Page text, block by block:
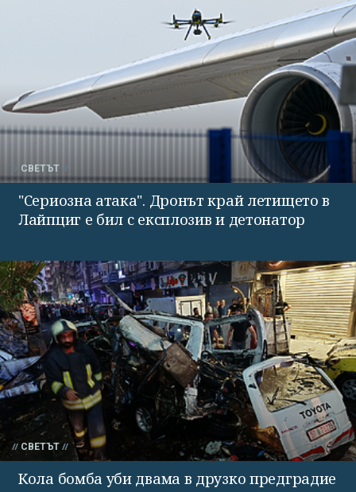
СВЕТЪТ
"Сериозна атака". Дронът край летището в
Лайпциг е бил с експлозив и детонатор
СВЕТЪТ
Кола бомба уби двама в друзко предградие